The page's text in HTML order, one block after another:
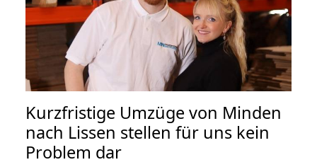
Kurzfristige Umzüge von Minden
nach Lissen stellen für uns kein
Problem dar